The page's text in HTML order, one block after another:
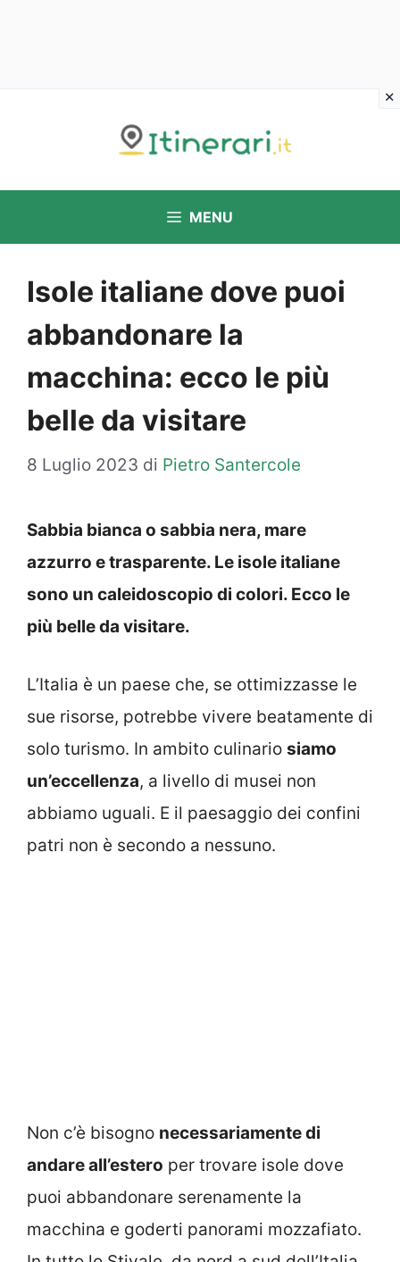
MENU
Isole italiane dove puoi
abbandonare la
macchina: ecco le più
belle da visitare
8 Luglio 2023 di Pietro Santercole
Sabbia bianca o sabbia nera, mare
azzurro e trasparente. Le isole italiane
sono un caleidoscopio di colori. Ecco le
più belle da visitare.
L’Italia è un paese che, se ottimizzasse le
sue risorse, potrebbe vivere beatamente di
solo turismo. In ambito culinario siamo
un’eccellenza, a livello di musei non
abbiamo uguali. E il paesaggio dei confini
patri non è secondo a nessuno.
Non c’è bisogno necessariamente di
andare all’estero per trovare isole dove
puoi abbandonare serenamente la
macchina e goderti panorami mozzafiato.